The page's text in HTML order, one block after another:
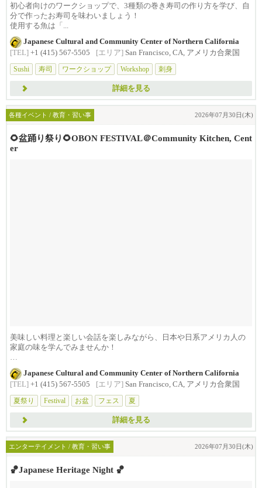
初心者向けのワークショップで、3種類の巻き寿司の作り方を学び、自
分で作ったお寿司を味わいましょう！
使用する魚は「...
Japanese Cultural and Community Center of Northern California
[TEL] +1 (415) 567-5505 [エリア] San Francisco, CA, アメリカ合衆国
Sushi
寿司 ワークショップ Workshop 刺身
詳細を見る
各種イベント / 教育・習い事 2026年07月30日(木)
🌻盆踊り祭り🌻OBON FESTIVAL＠Community Kitchen, Cent
er
美味しい料理と楽しい会話を楽しみながら、日本や日系アメリカ人の
家庭の味を学んでみませんか！
ENJOY G...
Japanese Cultural and Community Center of Northern California
[TEL] +1 (415) 567-5505 [エリア] San Francisco, CA, アメリカ合衆国
夏祭り
Festival お盆 フェス 夏
詳細を見る
エンターテイメント / 教育・習い事 2026年07月30日(木)
🏀Japanese Heritage Night 🏀